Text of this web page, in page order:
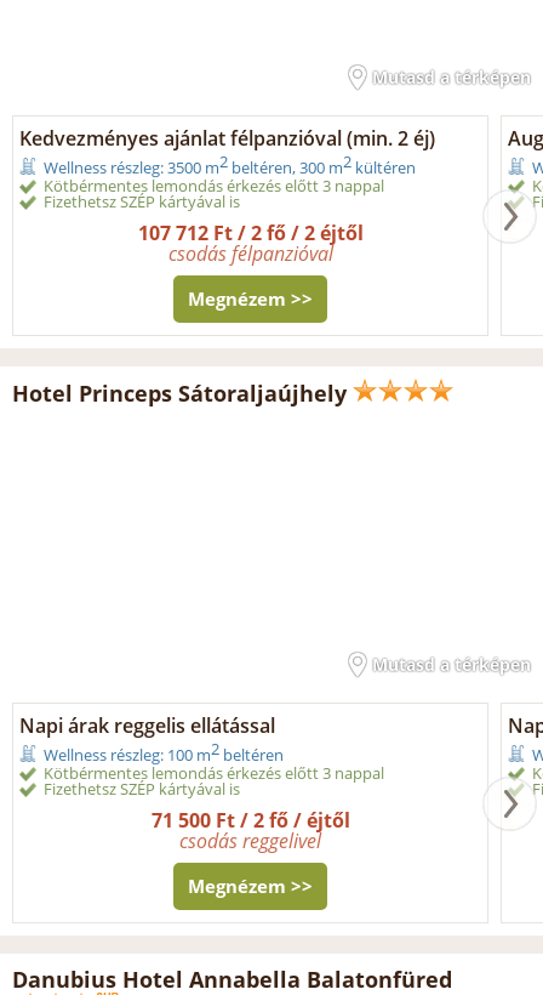
Mutasd a térképen
Kedvezményes ajánlat félpanzióval (min. 2 éj)
Wellness részleg: 3500 m2 beltéren, 300 m2 kültéren
Kötbérmentes lemondás érkezés előtt 3 nappal
Fizethetsz SZÉP kártyával is
107 712 Ft / 2 fő / 2 éjtől
csodás félpanzióval
Megnézem >>
Hotel Princeps Sátoraljaújhely
Mutasd a térképen
Napi árak reggelis ellátással
Wellness részleg: 100 m2 beltéren
Kötbérmentes lemondás érkezés előtt 3 nappal
Fizethetsz SZÉP kártyával is
71 500 Ft / 2 fő / éjtől
csodás reggelivel
Megnézem >>
Danubius Hotel Annabella Balatonfüred